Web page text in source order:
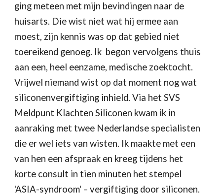
ging meteen met mijn bevindingen naar de
huisarts. Die wist niet wat hij ermee aan
moest, zijn kennis was op dat gebied niet
toereikend genoeg. Ik  begon vervolgens thuis
aan een, heel eenzame, medische zoektocht.
Vrijwel niemand wist op dat moment nog wat
siliconenvergiftiging inhield. Via het SVS
Meldpunt Klachten Siliconen kwam ik in
aanraking met twee Nederlandse specialisten
die er wel iets van wisten. Ik maakte met een
van hen een afspraak en kreeg tijdens het
korte consult in tien minuten het stempel
'ASIA-syndroom' – vergiftiging door siliconen.